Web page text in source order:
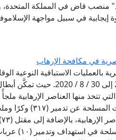
منصب قاض في المملكة المتحدة،
في سبيل مواجهة
في مكافحة الإرهاب
بالعمليات الاستباقية النوعية
التي قامت بها القوات المسلحة المصرية في الفترة من 22 / 7 / 2020 إلى 30 / 8 / 2020. حيث
تتخذ منها العناصر الإرهابية ملجأً
ومرتكزًا لتنفيـذ مخططاتها الإرهابية، فقد أسفرت مساعي أفراد القوات المسلحة عن
ومخزنًا للمواد المتفجرة في شمال
إرهابيًّا من الذين يتخذون تلك الملاجئ أوكارًا لهم. كما نجحت قواتنا المسلحة في